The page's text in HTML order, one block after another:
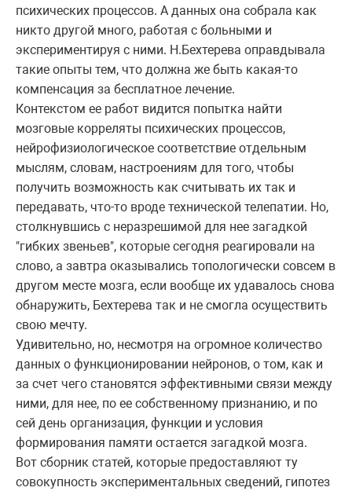
психических процессов. А данных она собрала как
никто другой много, работая с больными и
экспериментируя с ними. Н.Бехтерева оправдывала
такие опыты тем, что должна же быть какая-то
компенсация за бесплатное лечение.
Контекстом ее работ видится попытка найти
мозговые корреляты психических процессов,
нейрофизиологическое соответствие отдельным
мыслям, словам, настроениям для того, чтобы
получить возможность как считывать их так и
передавать, что-то вроде технической телепатии. Но,
столкнувшись с неразрешимой для нее загадкой
"гибких звеньев", которые сегодня реагировали на
слово, а завтра оказывались топологически совсем в
другом месте мозга, если вообще их удавалось снова
обнаружить, Бехтерева так и не смогла осуществить
свою мечту.
Удивительно, но, несмотря на огромное количество
данных о функционировании нейронов, о том, как и
за счет чего становятся эффективными связи между
ними, для нее, по ее собственному признанию, и по
сей день организация, функции и условия
формирования памяти остается загадкой мозга.
Вот сборник статей, которые предоставляют ту
совокупность экспериментальных сведений, гипотез